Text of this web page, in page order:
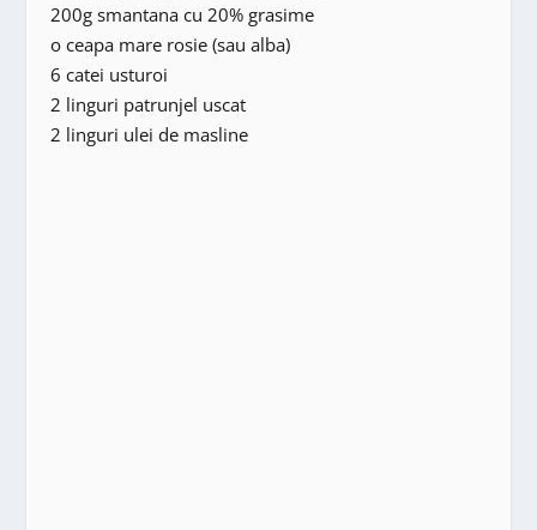
200g smantana cu 20% grasime
o ceapa mare rosie (sau alba)
6 catei usturoi
2 linguri patrunjel uscat
2 linguri ulei de masline